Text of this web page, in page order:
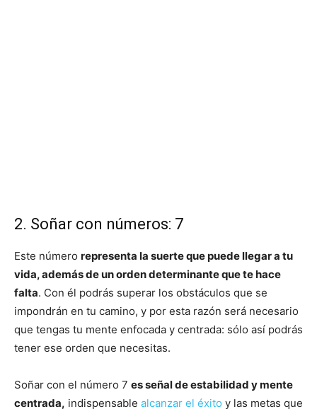
2. Soñar con números: 7
Este número representa la suerte que puede llegar a tu
vida, además de un orden determinante que te hace
falta. Con él podrás superar los obstáculos que se
impondrán en tu camino, y por esta razón será necesario
que tengas tu mente enfocada y centrada: sólo así podrás
tener ese orden que necesitas.
Soñar con el número 7 es señal de estabilidad y mente
centrada, indispensable alcanzar el éxito y las metas que